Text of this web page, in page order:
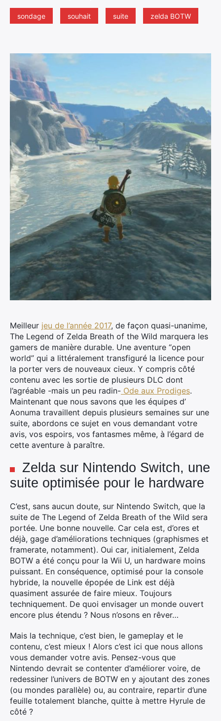
sondage souhait suite zelda BOTW
Meilleur jeu de l’année 2017, de façon quasi-unanime,
The Legend of Zelda Breath of the Wild marquera les
gamers de manière durable. Une aventure “open
world” qui a littéralement transfiguré la licence pour
la porter vers de nouveaux cieux. Y compris côté
contenu avec les sortie de plusieurs DLC dont
l’agréable -mais un peu radin- Ode aux Prodiges.
Maintenant que nous savons que les équipes d’
Aonuma travaillent depuis plusieurs semaines sur une
suite, abordons ce sujet en vous demandant votre
avis, vos espoirs, vos fantasmes même, à l’égard de
cette aventure à paraître.
Zelda sur Nintendo Switch, une
suite optimisée pour le hardware
C’est, sans aucun doute, sur Nintendo Switch, que la
suite de The Legend of Zelda Breath of the Wild sera
portée. Une bonne nouvelle. Car cela est, d’ores et
déjà, gage d’améliorations techniques (graphismes et
framerate, notamment). Oui car, initialement, Zelda
BOTW a été conçu pour la Wii U, un hardware moins
puissant. En conséquence, optimisé pour la console
hybride, la nouvelle épopée de Link est déjà
quasiment assurée de faire mieux. Toujours
techniquement. De quoi envisager un monde ouvert
encore plus étendu ? Nous n’osons en rêver…
Mais la technique, c’est bien, le gameplay et le
contenu, c’est mieux ! Alors c’est ici que nous allons
vous demander votre avis. Pensez-vous que
Nintendo devrait se contenter d’améliorer voire, de
redessiner l’univers de BOTW en y ajoutant des zones
(ou mondes parallèle) ou, au contraire, repartir d’une
feuille totalement blanche, quitte à mettre Hyrule de
côté ?